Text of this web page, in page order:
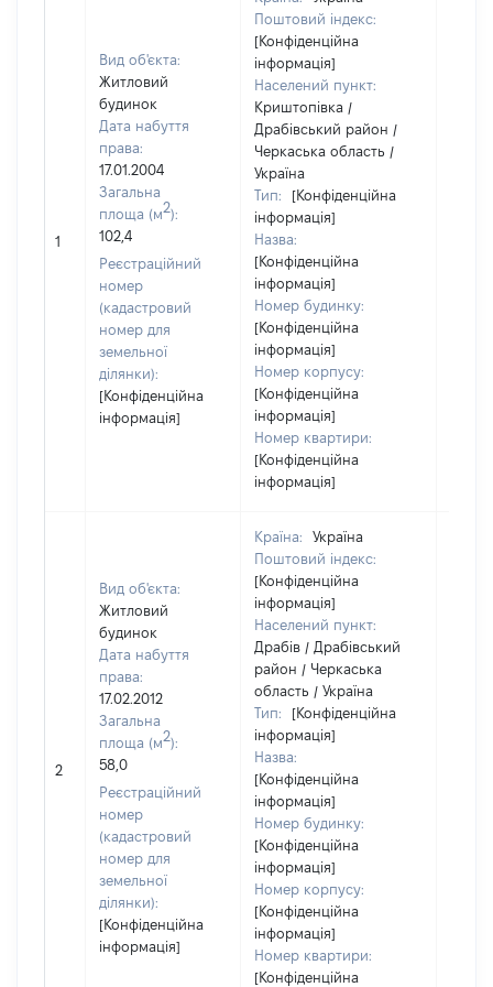
1
Вид об'єкта:
Житловий
будинок
Дата набуття
права:
17.01.2004
Загальна
площа (м2):
102,4
Реєстраційний
номер
(кадастровий
номер для
земельної
ділянки):
[Конфіденційна
інформація]
Поштовий індекс:
[Конфіденційна
інформація]
Населений пункт:
Криштопівка /
Драбівський район /
Черкаська область /
Україна
Тип:
[Конфіденційна
інформація]
Назва:
[Конфіденційна
інформація]
Номер будинку:
[Конфіденційна
інформація]
Номер корпусу:
[Конфіденційна
інформація]
Номер квартири:
[Конфіденційна
інформація]
2
Вид об'єкта:
Житловий
будинок
Дата набуття
права:
17.02.2012
Загальна
площа (м2):
58,0
Реєстраційний
номер
(кадастровий
номер для
земельної
ділянки):
[Конфіденційна
інформація]
Країна:
Україна
Поштовий індекс:
[Конфіденційна
інформація]
Населений пункт:
Драбів / Драбівський
район / Черкаська
область / Україна
Тип:
[Конфіденційна
інформація]
Назва:
[Конфіденційна
інформація]
Номер будинку:
[Конфіденційна
інформація]
Номер корпусу:
[Конфіденційна
інформація]
Номер квартири:
[Конфіденційна